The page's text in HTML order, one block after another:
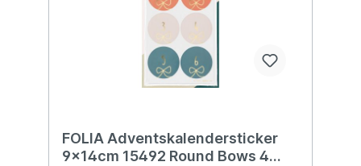
FOLIA Adventskalendersticker
9x14cm 15492 Round Bows 4